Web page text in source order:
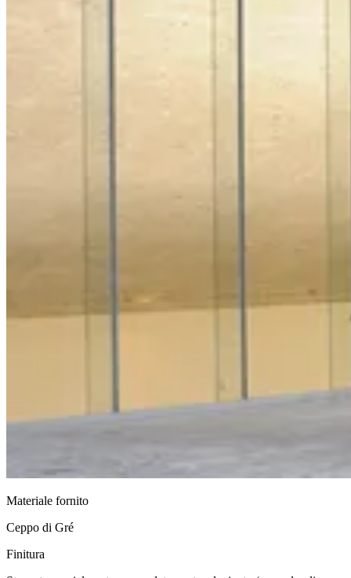
Materiale fornito
Ceppo di Gré
Finitura